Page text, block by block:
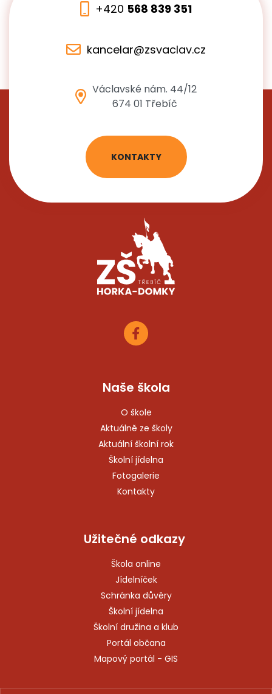
+420 568 839 351
kancelar@zsvaclav.cz
Václavské nám. 44/12
674 01 Třebíč
KONTAKTY
Naše škola
O škole
Aktuálně ze školy
Aktuální školní rok
Školní jídelna
Fotogalerie
Kontakty
Užitečné odkazy
Škola online
Jídelníček
Schránka důvěry
Školní jídelna
Školní družina a klub
Portál občana
Mapový portál - GIS